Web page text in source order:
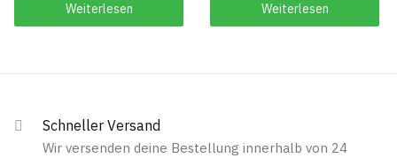
Weiterlesen Weiterlesen
Schneller Versand
Wir versenden deine Bestellung innerhalb von 24